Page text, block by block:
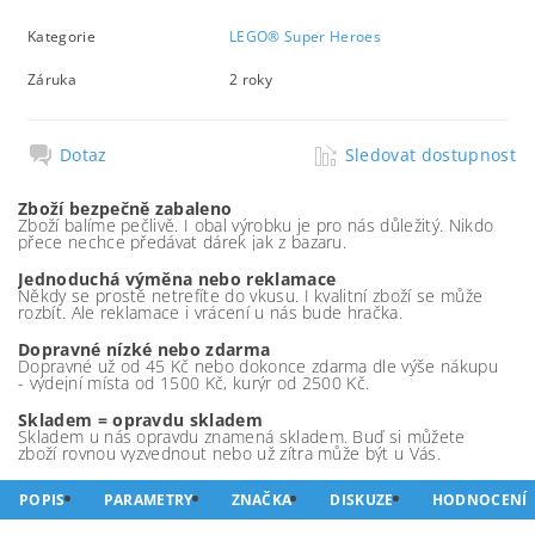
Kategorie LEGO® Super Heroes
Záruka 2 roky
Dotaz Sledovat dostupnost
Zboží bezpečně zabaleno
Zboží balíme pečlivě. I obal výrobku je pro nás důležitý. Nikdo
přece nechce předávat dárek jak z bazaru.
Jednoduchá výměna nebo reklamace
Někdy se prostě netrefíte do vkusu. I kvalitní zboží se může
rozbít. Ale reklamace i vrácení u nás bude hračka.
Dopravné nízké nebo zdarma
Dopravné už od 45 Kč nebo dokonce zdarma dle výše nákupu
- výdejní místa od 1500 Kč, kurýr od 2500 Kč.
Skladem = opravdu skladem
Skladem u nás opravdu znamená skladem. Buď si můžete
zboží rovnou vyzvednout nebo už zítra může být u Vás.
POPIS PARAMETRY ZNAČKA DISKUZE HODNOCENÍ